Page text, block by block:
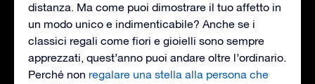
distanza. Ma come puoi dimostrare il tuo affetto in
un modo unico e indimenticabile? Anche se i
classici regali come fiori e gioielli sono sempre
apprezzati, quest’anno puoi andare oltre l’ordinario.
Perché non regalare una stella alla persona che